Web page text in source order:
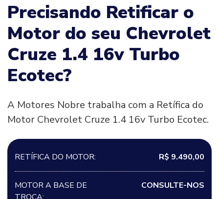
Precisando Retificar o
Motor do seu Chevrolet
Cruze 1.4 16v Turbo
Ecotec?
A Motores Nobre trabalha com a Retífica do
Motor Chevrolet Cruze 1.4 16v Turbo Ecotec.
RETÍFICA DO MOTOR: R$ 9.490,00
MOTOR A BASE DE
CONSULTE-NOS